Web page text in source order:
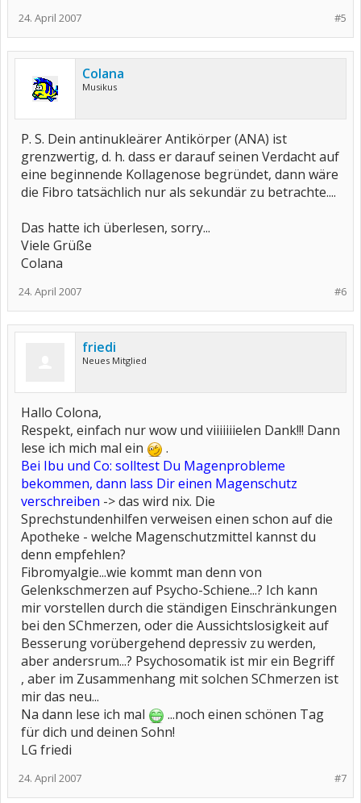
#5
24. April 2007
Colana
Musikus
P. S. Dein antinukleärer Antikörper (ANA) ist
grenzwertig, d. h. dass er darauf seinen Verdacht auf
eine beginnende Kollagenose begründet, dann wäre
die Fibro tatsächlich nur als sekundär zu betrachte....
Das hatte ich überlesen, sorry...
Viele Grüße
Colana
#6
24. April 2007
friedi
Neues Mitglied
Hallo Colona,
Respekt, einfach nur wow und viiiiiiielen Dank!!! Dann
lese ich mich mal ein
.
Bei Ibu und Co: solltest Du Magenprobleme
bekommen, dann lass Dir einen Magenschutz
verschreiben -> das wird nix. Die
Sprechstundenhilfen verweisen einen schon auf die
Apotheke - welche Magenschutzmittel kannst du
denn empfehlen?
Fibromyalgie...wie kommt man denn von
Gelenkschmerzen auf Psycho-Schiene...? Ich kann
mir vorstellen durch die ständigen Einschränkungen
bei den SChmerzen, oder die Aussichtslosigkeit auf
Besserung vorübergehend depressiv zu werden,
aber andersrum...? Psychosomatik ist mir ein Begriff
, aber im Zusammenhang mit solchen SChmerzen ist
mir das neu...
Na dann lese ich mal
...noch einen schönen Tag
für dich und deinen Sohn!
LG friedi
#7
24. April 2007